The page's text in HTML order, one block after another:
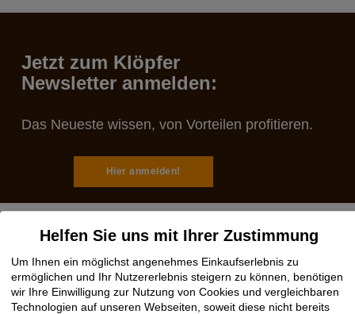
Jetzt zum Klöpfer
Newsletter anmelden:
Das Neueste wissen, von Vorteilen profitieren.
Hier anmelden!
Rechtliches
Impressum
Helfen Sie uns mit Ihrer Zustimmung
Um Ihnen ein möglichst angenehmes Einkaufserlebnis zu
ermöglichen und Ihr Nutzererlebnis steigern zu können, benötigen
wir Ihre Einwilligung zur Nutzung von Cookies und vergleichbaren
Technologien auf unseren Webseiten, soweit diese nicht bereits